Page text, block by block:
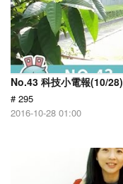
No.43 科技小電報(10/28)
# 295
2016-10-28 01:00